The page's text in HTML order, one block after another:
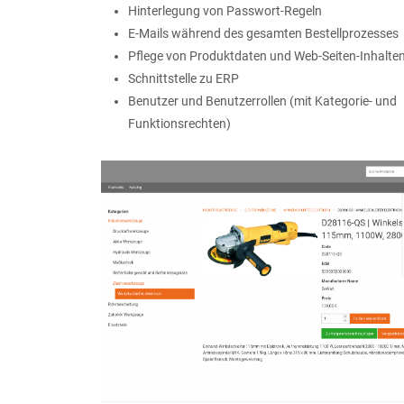
Hinterlegung von Passwort-Regeln
E-Mails während des gesamten Bestellprozesses
Pflege von Produktdaten und Web-Seiten-
Schnittstelle zu ERP
Benutzer und Benutzerrollen (mit Kategorie- und
Funktionsrechten)